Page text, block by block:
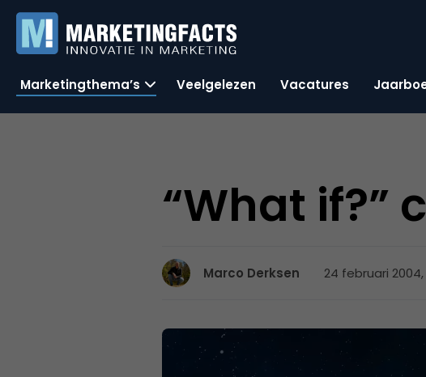
Marketingthema’s Veelgelezen Vacatures
“What if?”
Marco Derksen 24 februari 2004,